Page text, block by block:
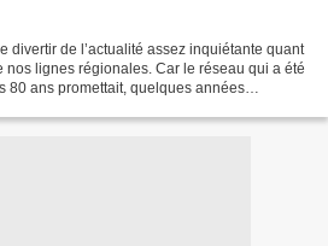
divertir de l’actualité assez inquiétante quant
lignes régionales. Car le réseau qui a été
80 ans promettait, quelques années